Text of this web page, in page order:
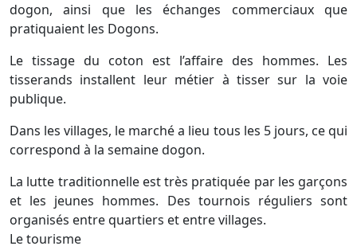
dogon, ainsi que les échanges commerciaux que
pratiquaient les Dogons.
Le tissage du coton est l’affaire des hommes. Les
tisserands installent leur métier à tisser sur la voie
publique.
Dans les villages, le marché a lieu tous les 5 jours, ce qui
correspond à la semaine dogon.
La lutte traditionnelle est très pratiquée par les garçons
et les jeunes hommes. Des tournois réguliers sont
organisés entre quartiers et entre villages.
Le tourisme